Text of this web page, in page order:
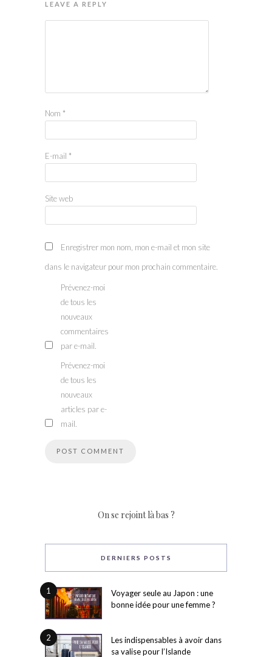
LEAVE A REPLY
Nom *
E-mail *
Site web
Enregistrer mon nom, mon e-mail et mon site
dans le navigateur pour mon prochain commentaire.
Prévenez-moi
de tous les
nouveaux
commentaires
par e-mail.
Prévenez-moi
de tous les
nouveaux
articles par e-
mail.
On se rejoint là bas ?
DERNIERS POSTS
1
Voyager seule au Japon : une
bonne idée pour une femme ?
2
Les indispensables à avoir dans
sa valise pour l’Islande